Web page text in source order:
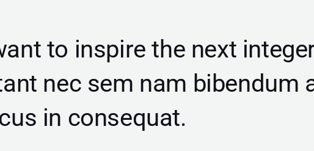
to inspire the next
nec sem nam bibendum
in consequat.